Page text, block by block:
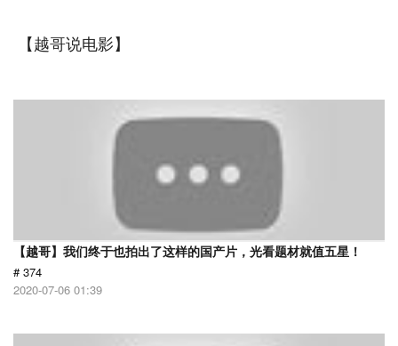
【越哥说电影】
【越哥】我们终于也拍出了这样的国产片，光看题材就值五星！
# 374
2020-07-06 01:39